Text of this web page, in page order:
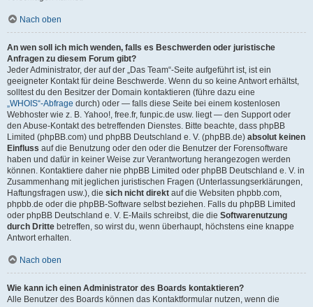
Nach oben
An wen soll ich mich wenden, falls es Beschwerden oder juristische
Anfragen zu diesem Forum gibt?
Jeder Administrator, der auf der „Das Team“-Seite aufgeführt ist, ist ein
geeigneter Kontakt für deine Beschwerde. Wenn du so keine Antwort erhältst,
solltest du den Besitzer der Domain kontaktieren (führe dazu eine
„WHOIS“-Abfrage durch) oder — falls diese Seite bei einem kostenlosen
Webhoster wie z. B. Yahoo!, free.fr, funpic.de usw. liegt — den Support oder
den Abuse-Kontakt des betreffenden Dienstes. Bitte beachte, dass phpBB
Limited (phpBB.com) und phpBB Deutschland e. V. (phpBB.de) absolut keinen
Einfluss auf die Benutzung oder den oder die Benutzer der Forensoftware
haben und dafür in keiner Weise zur Verantwortung herangezogen werden
können. Kontaktiere daher nie phpBB Limited oder phpBB Deutschland e. V. in
Zusammenhang mit jeglichen juristischen Fragen (Unterlassungserklärungen,
Haftungsfragen usw.), die sich nicht direkt auf die Websiten phpbb.com,
phpbb.de oder die phpBB-Software selbst beziehen. Falls du phpBB Limited
oder phpBB Deutschland e. V. E-Mails schreibst, die die Softwarenutzung
durch Dritte betreffen, so wirst du, wenn überhaupt, höchstens eine knappe
Antwort erhalten.
Nach oben
Wie kann ich einen Administrator des Boards kontaktieren?
Alle Benutzer des Boards können das Kontaktformular nutzen, wenn die